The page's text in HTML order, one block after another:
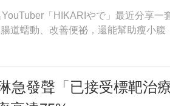
「HIKARIやで」最近分享一
道蠕動、改善便祕，還能幫助瘦小腹
急發聲「已接受標靶